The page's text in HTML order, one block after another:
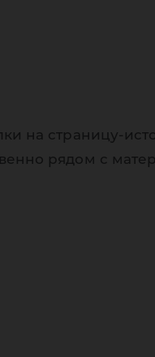
на страницу-
рядом с